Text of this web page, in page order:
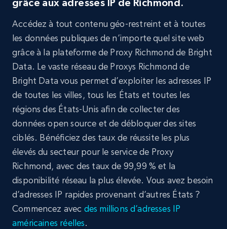
grâce aux adresses IP de Richmond.
Accédez à tout contenu géo-restreint et à toutes
les données publiques de n’importe quel site web
grâce à la plateforme de Proxy Richmond de Bright
Data. Le vaste réseau de Proxys Richmond de
Bright Data vous permet d’exploiter les adresses IP
de toutes les villes, tous les États et toutes les
régions des États-Unis afin de collecter des
données open source et de débloquer des sites
ciblés. Bénéficiez des taux de réussite les plus
élevés du secteur pour le service de Proxy
Richmond, avec des taux de 99,99 % et la
disponibilité réseau la plus élevée. Vous avez besoin
d’adresses IP rapides provenant d’autres États ?
Commencez avec des millions d’adresses IP
américaines réelles.